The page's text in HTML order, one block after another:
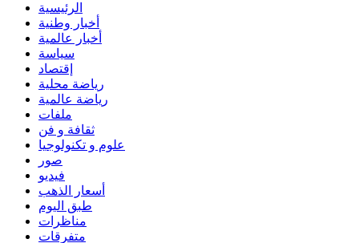
الرئيسية
أخبار وطنية
أخبار عالمية
سياسة
إقتصاد
رياضة محلية
رياضة عالمية
ملفات
ثقافة و فن
علوم و تكنولوجيا
صور
فيديو
أسعار الذهب
طبق اليوم
مناظرات
متفرقات